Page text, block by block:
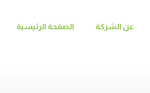
الصفحة الرئيسية عن الشركة